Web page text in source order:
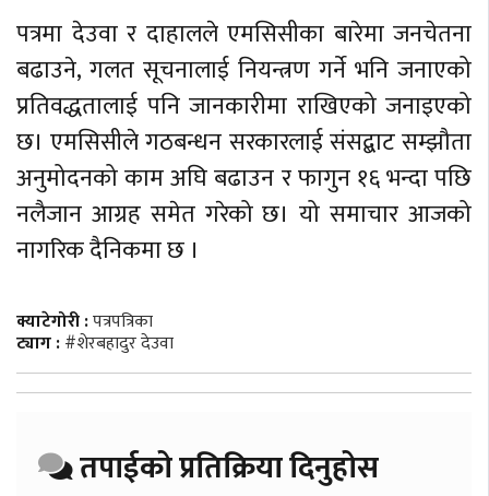
पत्रमा देउवा र दाहालले एमसिसीका बारेमा जनचेतना
बढाउने, गलत सूचनालाई नियन्त्रण गर्ने भनि जनाएको
प्रतिवद्धतालाई पनि जानकारीमा राखिएको जनाइएको
छ। एमसिसीले गठबन्धन सरकारलाई संसद्बाट सम्झौता
अनुमोदनको काम अघि बढाउन र फागुन १६ भन्दा पछि
नलैजान आग्रह समेत गरेको छ। यो समाचार आजको
नागरिक दैनिकमा छ ।
क्याटेगोरी :पत्रपत्रिका
ट्याग :#शेरबहादुर देउवा
तपाईको प्रतिक्रिया दिनुहोस